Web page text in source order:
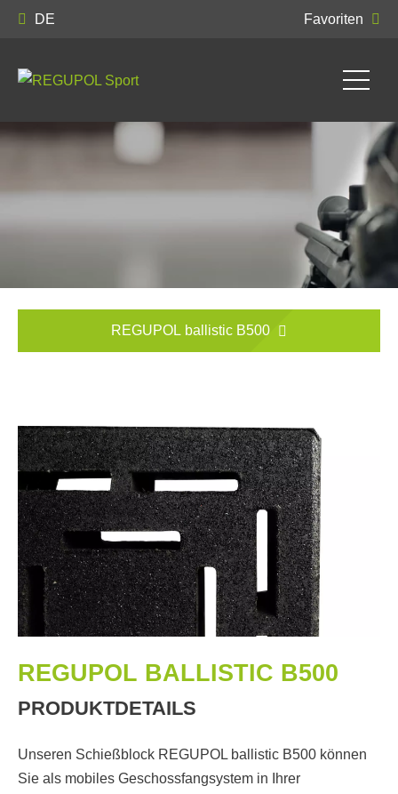
DE Favoriten
REGUPOL ballistic B500
REGUPOL BALLISTIC B500
PRODUKTDETAILS
Unseren Schießblock REGUPOL ballistic B500 können
Sie als mobiles Geschossfangsystem in Ihrer